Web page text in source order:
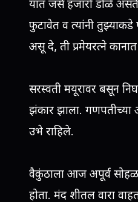
यात जसे हजारो डोळे
फुटावेत व त्यांनी
असू दे, ती प्रमेयरत्ने
सरस्वती मयूरावर बसून
झंकार झाला. गणपतीच्या
उभे राहिले.
वैकुंठाला आज अपूर्व
होता. मंद शीतल वारा